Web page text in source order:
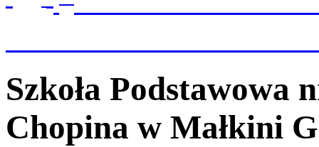
Szkoła Podstawowa
Chopina w Małkini